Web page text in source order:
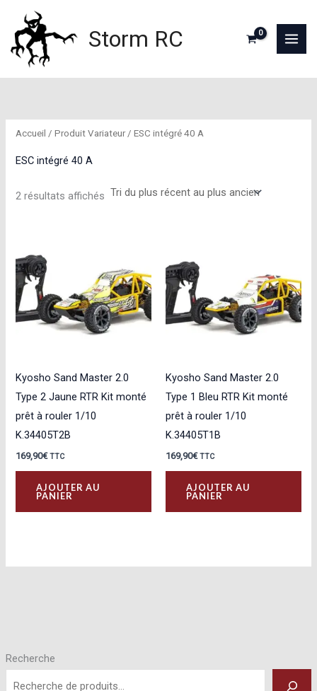
contenu
Storm RC
Recherche
Accueil / Produit Variateur / ESC intégré 40 A
ESC intégré 40 A
2 résultats affichés Trié
Kyosho Sand Master 2.0
Type 2 Jaune RTR Kit monté
prêt à rouler 1/10
K.34405T2B
169,90€ TTC
AJOUTER AU
PANIER
Kyosho Sand Master 2.0
Type 1 Bleu RTR Kit monté
prêt à rouler 1/10
K.34405T1B
169,90€ TTC
AJOUTER AU
PANIER